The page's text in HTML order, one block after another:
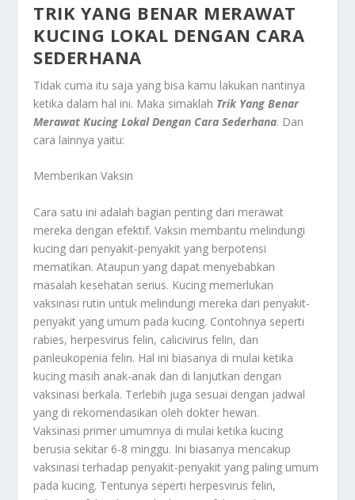
TRIK YANG BENAR MERAWAT
KUCING LOKAL DENGAN CARA
SEDERHANA
Tidak cuma itu saja yang bisa kamu lakukan nantinya
ketika dalam hal ini. Maka simaklah Trik Yang Benar
Merawat Kucing Lokal Dengan Cara Sederhana. Dan
cara lainnya yaitu:
Memberikan Vaksin
Cara satu ini adalah bagian penting dari merawat
mereka dengan efektif. Vaksin membantu melindungi
kucing dari penyakit-penyakit yang berpotensi
mematikan. Ataupun yang dapat menyebabkan
masalah kesehatan serius. Kucing memerlukan
vaksinasi rutin untuk melindungi mereka dari penyakit-
penyakit yang umum pada kucing. Contohnya seperti
rabies, herpesvirus felin, calicivirus felin, dan
panleukopenia felin. Hal ini biasanya di mulai ketika
kucing masih anak-anak dan di lanjutkan dengan
vaksinasi berkala. Terlebih juga sesuai dengan jadwal
yang di rekomendasikan oleh dokter hewan.
Vaksinasi primer umumnya di mulai ketika kucing
berusia sekitar 6-8 minggu. Ini biasanya mencakup
vaksinasi terhadap penyakit-penyakit yang paling umum
pada kucing. Tentunya seperti herpesvirus felin,